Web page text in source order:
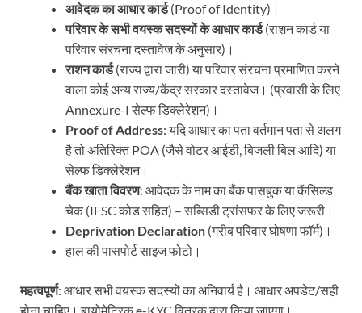
आवेदक का आधार कार्ड(Proof of Identity)।
परिवार के सभी वयस्क सदस्यों के आधार कार्ड(राशन कार्ड या
परिवार संरचना दस्तावेज के अनुसार)।
राशन कार्ड(राज्य द्वारा जारी) या परिवार संरचना प्रमाणित करने
वाला कोई अन्य राज्य/केंद्र सरकार दस्तावेज। (प्रवासी के लिए
Annexure-I सेल्फ डिक्लेरेशन)।
Proof of Address: यदि आधार का पता वर्तमान पता से अलग
है तो अतिरिक्त POA (जैसे वोटर आईडी, बिजली बिल आदि) या
सेल्फ डिक्लेरेशन।
बैंक खाता विवरण: आवेदक के नाम का बैंक पासबुक या कैंसिल्ड
चेक (IFSC कोड सहित) – सब्सिडी ट्रांसफर के लिए जरूरी।
Deprivation Declaration (गरीब परिवार घोषणा फॉर्म)।
हाल की पासपोर्ट साइज फोटो।
महत्वपूर्ण: आधार सभी वयस्क सदस्यों का अनिवार्य है। आधार अपडेट/सही